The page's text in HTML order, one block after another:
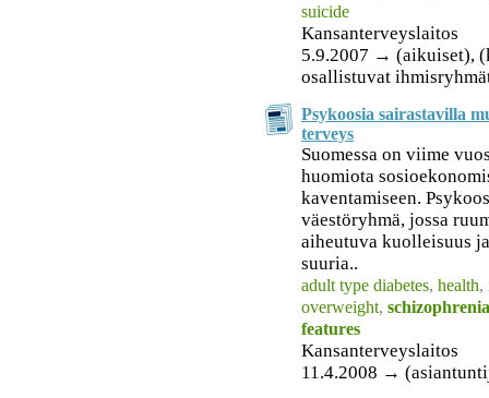
suicide
Kansanterveyslaitos
5.9.2007 → (aikuiset),
osallistuvat
Psykoosia sairastavilla
terveys
Suomessa on viime
huomiota
kaventamiseen.
väestöryhmä, jossa
aiheutuva kuolleisuus
suuria..
adult type diabetes, health,
overweight, schizophrenia
features
Kansanterveyslaitos
11.4.2008 →